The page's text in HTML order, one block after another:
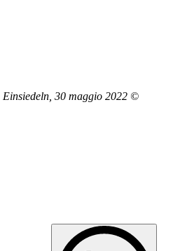
Einsiedeln, 30 maggio 2022 ©